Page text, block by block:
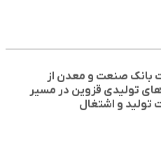
بانک صنعت و معدن از
تولیدی قزوین در مسیر
تولید و اشتغال